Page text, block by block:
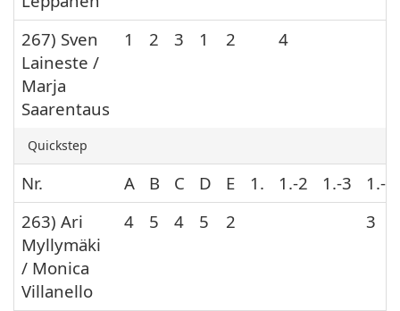
267) Sven
Laineste /
Marja
Saarentaus
1 2 3 1 2 4
Quickstep
Nr. A B C D E 1. 1.-2 1.-3
1.-4
263) Ari
Myllymäki
/ Monica
Villanello
4 5 4 5 2 3